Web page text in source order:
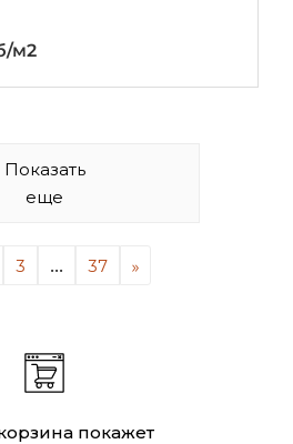
м2
Показать
еще
3 ... 37
покажет